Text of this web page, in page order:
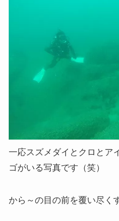
一応スズメダイとクロとア
ゴがいる写真です（笑）
から～の目の前を覆い尽く